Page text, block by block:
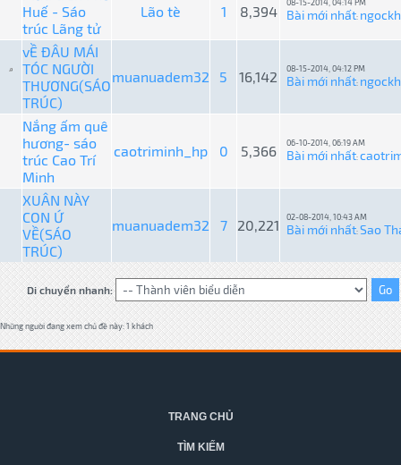
Huế - Sáo
trúc Lãng tử
Lão tè 1 8,394
08-15-2014, 04:14 PM
Bài mới nhất:
vỀ ĐÂU MÁI
TÓC NGƯỜI
THƯƠNG(SÁO
TRÚC)
muanuadem32 5 16,142 08-15-2014, 04:12 PM
Bài mới nhất:
Nắng ấm quê
hương- sáo
trúc Cao Trí
Minh
caotriminh_hp 0 5,366 06-10-2014, 06:19 AM
Bài mới nhất:
XUÂN NÀY
CON Ứ
VỀ(SÁO
TRÚC)
muanuadem32 7 20,221 02-08-2014, 10:43 AM
Bài mới nhất:Sao
Di chuyển nhanh:
Những người đang xem chủ đề này: 1 khách
TRANG CHỦ
TÌM KIẾM